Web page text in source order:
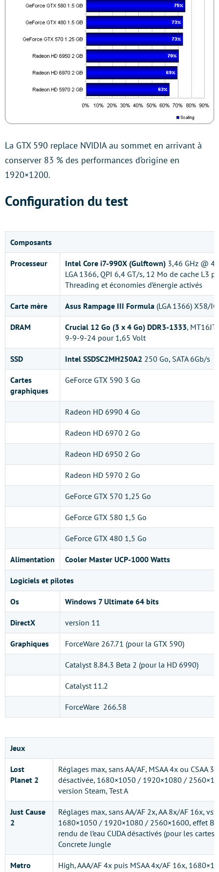
La GTX 590 replace NVIDIA au sommet en arrivant à
conserver 83 % des performances d’origine en
1920×1200.
Configuration du test
Composants
Processeur Intel Core i7-990X (Gulftown) 3,46 GHz @ 4
LGA 1366, QPI 6,4 GT/s, 12 Mo de cache L3
Threading et économies d’énergie activés
Carte mère Asus Rampage III Formula (LGA 1366) X58/
DRAM Crucial 12 Go (3 x 4 Go) DDR3-1333,
9-9-9-24 pour 1,65 Volt
SSD Intel SSDSC2MH250A2 250 Go, SATA 6Gb/s
Cartes
graphiques
GeForce GTX 590 3 Go
Radeon HD 6990 4 Go
Radeon HD 6970 2 Go
Radeon HD 6950 2 Go
Radeon HD 5970 2 Go
GeForce GTX 570 1,25 Go
GeForce GTX 580 1,5 Go
GeForce GTX 480 1,5 Go
Alimentation Cooler Master UCP-1000 Watts
Logiciels et pilotes
Os Windows 7 Ultimate 64 bits
DirectX version 11
Graphiques ForceWare 267.71 (pour la GTX 590)
Catalyst 8.84.3 Beta 2 (pour la HD 6990)
Catalyst 11.2
ForceWare 266.58
Jeux
Lost
Planet 2
Réglages max, sans AA/AF, MSAA 4x ou CSAA
désactivée, 1680×1050 / 1920×1080 /
version Steam, Test A
Just Cause
2
Réglages max, sans AA/AF 2x, AA 8x/AF 16x,
1680×1050 / 1920×1080 / 2560×1600, effet
rendu de l’eau CUDA désactivés (pour les cartes
Concrete Jungle
Metro
High, AAA/AF 4x puis MSAA 4x/AF 16x,